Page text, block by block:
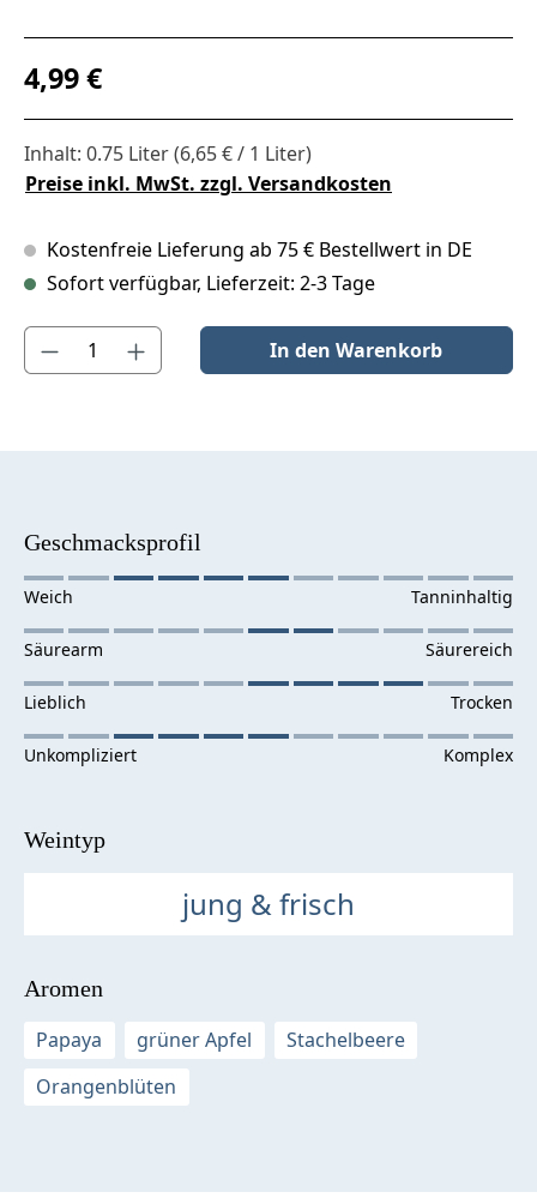
Regulärer Preis:
4,99 €
Inhalt: 0.75 Liter(6,65 € / 1 Liter)
Preise inkl. MwSt. zzgl. Versandkosten
Kostenfreie Lieferung ab 75 € Bestellwert in DE
Sofort verfügbar, Lieferzeit: 2-3 Tage
Produkt Anzahl: Gib den gewünschten Wert ein oder benutze
In den Warenkorb
Geschmacksprofil
Weintyp
jung & frisch
Aromen
Papaya
grüner Apfel
Stachelbeere
Orangenblüten